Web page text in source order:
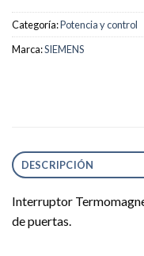
Categoría:Potencia y control
Marca:SIEMENS
DESCRIPCIÓN
Interruptor
de puertas.